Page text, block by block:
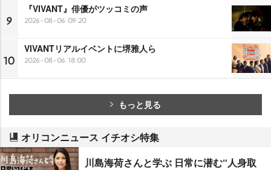
9
『VIVANT』俳優がツッコミの声
2026-08-06 09:20
10
VIVANTリアルイベントに堺雅人ら
2026-08-06 18:00
もっと見る
オリコンニュース イチオシ特集
川島海荷さんと学ぶ 日常に潜む“人身取